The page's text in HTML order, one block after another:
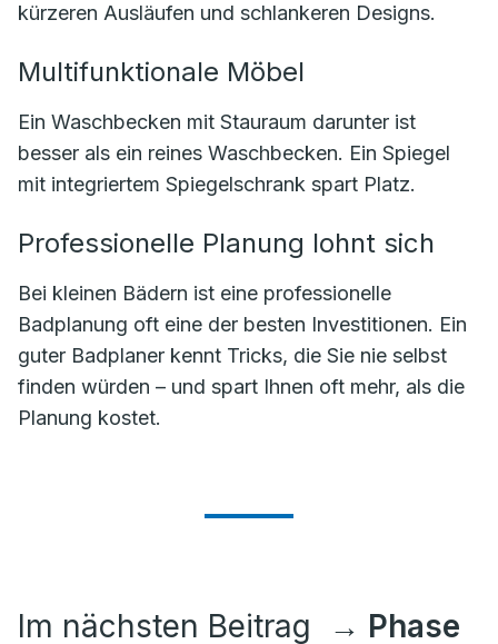
kürzeren Ausläufen und schlankeren Designs.
Multifunktionale Möbel
Ein Waschbecken mit Stauraum darunter ist
besser als ein reines Waschbecken. Ein Spiegel
mit integriertem Spiegelschrank spart Platz.
Professionelle Planung lohnt sich
Bei kleinen Bädern ist eine professionelle
Badplanung oft eine der besten Investitionen. Ein
guter Badplaner kennt Tricks, die Sie nie selbst
finden würden – und spart Ihnen oft mehr, als die
Planung kostet.
Im nächsten Beitrag → Phase